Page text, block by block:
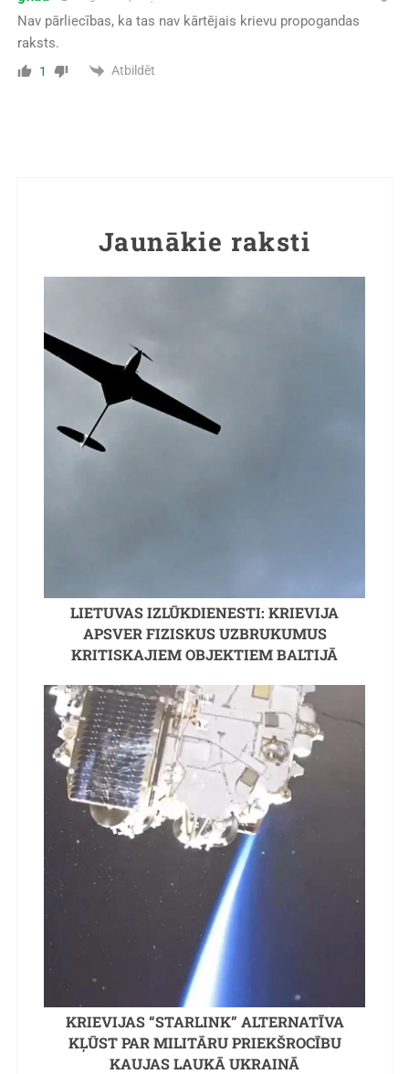
Nav pārliecības, ka tas nav kārtējais krievu propogandas
raksts.
1 Atbildēt
Jaunākie raksti
LIETUVAS IZLŪKDIENESTI: KRIEVIJA
APSVER FIZISKUS UZBRUKUMUS
KRITISKAJIEM OBJEKTIEM BALTIJĀ
KRIEVIJAS “STARLINK” ALTERNATĪVA
KĻŪST PAR MILITĀRU PRIEKŠROCĪBU
KAUJAS LAUKĀ UKRAINĀ